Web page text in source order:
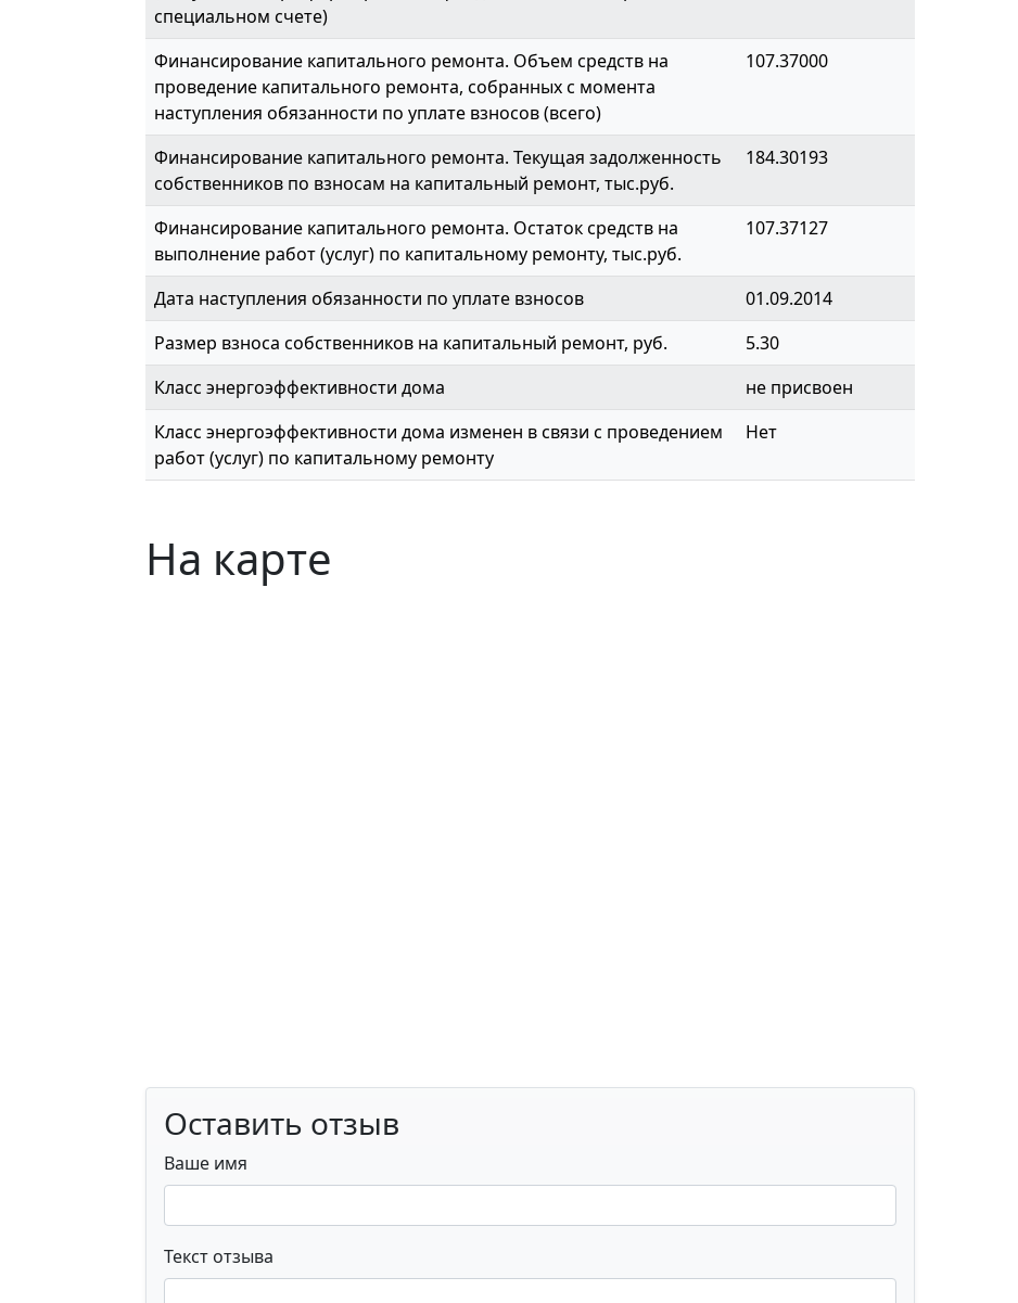
специальном счете)
Финансирование капитального ремонта. Объем средств на
проведение капитального ремонта, собранных с момента
наступления обязанности по уплате взносов (всего)
107.37000
Финансирование капитального ремонта. Текущая задолженность
собственников по взносам на капитальный ремонт, тыс.руб.
184.30193
Финансирование капитального ремонта. Остаток средств на
выполнение работ (услуг) по капитальному ремонту, тыс.руб.
107.37127
Дата наступления обязанности по уплате взносов
01.09.2014
Размер взноса собственников на капитальный ремонт, руб.
5.30
Класс энергоэффективности дома
не присвоен
Класс энергоэффективности дома изменен в связи с проведением
работ (услуг) по капитальному ремонту
Нет
На карте
Оставить отзыв
Ваше имя
Текст отзыва